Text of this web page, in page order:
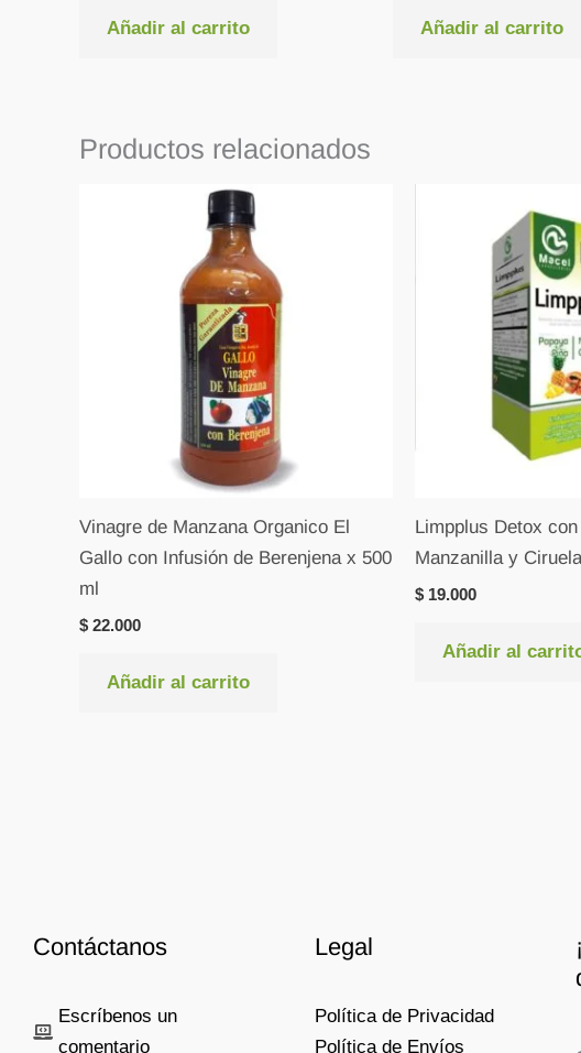
Añadir al carrito Añadir al carrito
Productos relacionados
Vinagre de Manzana Organico El
Gallo con Infusión de Berenjena x 500
ml
$ 22.000
Añadir al carrito
Limpplus Detox
Manzanilla y
$ 19.000
Añadir al
Contáctanos
Escríbenos un
comentario
Legal
Política de Privacidad
Política de Envíos